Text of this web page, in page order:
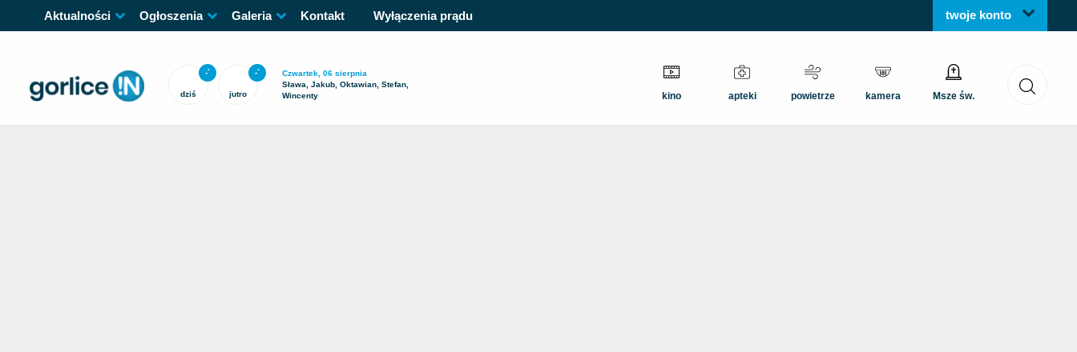
Aktualności Ogłoszenia Galeria Kontakt Wyłączenia prądu twoje konto
-°
dziś
-°
jutro
Czwartek, 06 sierpnia
Sława, Jakub, Oktawian, Stefan,
Wincenty
kino apteki powietrze kamera Msze św.